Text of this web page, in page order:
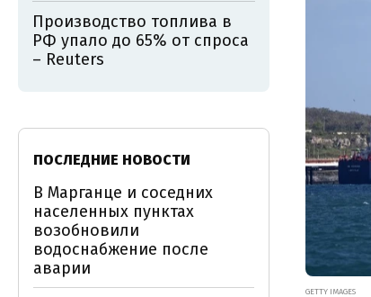
GETTY IMAGES
Производство топлива в
РФ упало до 65% от спроса
– Reuters
ПОСЛЕДНИЕ НОВОСТИ
В Марганце и соседних
населенных пунктах
возобновили
водоснабжение после
аварии